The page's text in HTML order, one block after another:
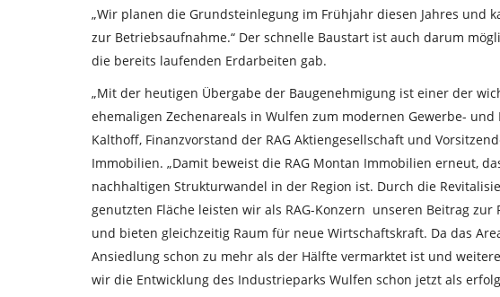
„Wir planen die Grundsteinlegung im Frühjahr diesen Jahres und
zur Betriebsaufnahme.“ Der schnelle Baustart ist auch darum
die bereits laufenden Erdarbeiten gab.
„Mit der heutigen Übergabe der Baugenehmigung ist einer der
ehemaligen Zechenareals in Wulfen zum modernen Gewerbe-
Kalthoff, Finanzvorstand der RAG Aktiengesellschaft und
Immobilien. „Damit beweist die RAG Montan Immobilien erneut,
nachhaltigen Strukturwandel in der Region ist. Durch die
genutzten Fläche leisten wir als RAG-Konzern unseren Beitrag
und bieten gleichzeitig Raum für neue Wirtschaftskraft. Da das
Ansiedlung schon zu mehr als der Hälfte vermarktet ist und
wir die Entwicklung des Industrieparks Wulfen schon jetzt als